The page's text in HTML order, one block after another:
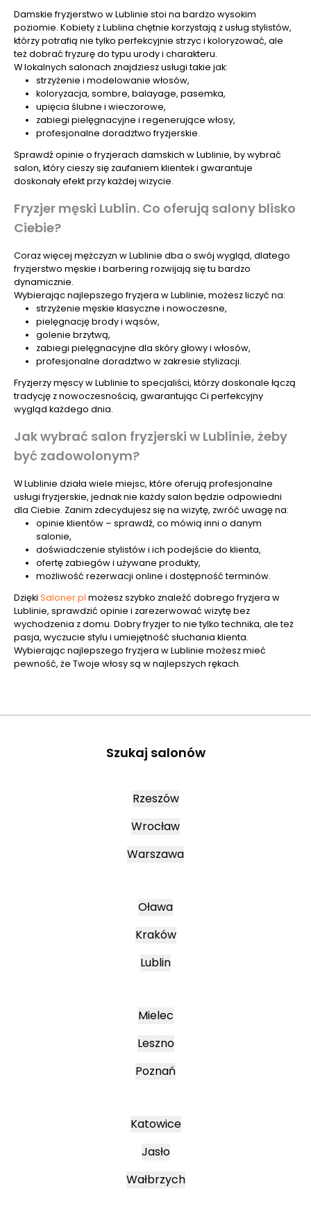
Damskie fryzjerstwo w Lublinie stoi na bardzo wysokim
poziomie. Kobiety z Lublina chętnie korzystają z usług stylistów,
którzy potrafią nie tylko perfekcyjnie strzyc i koloryzować, ale
też dobrać fryzurę do typu urody i charakteru.
W lokalnych salonach znajdziesz usługi takie jak:
strzyżenie i modelowanie włosów,
koloryzacja, sombre, balayage, pasemka,
upięcia ślubne i wieczorowe,
zabiegi pielęgnacyjne i regenerujące włosy,
profesjonalne doradztwo fryzjerskie.
Sprawdź opinie o fryzjerach damskich w Lublinie, by wybrać
salon, który cieszy się zaufaniem klientek i gwarantuje
doskonały efekt przy każdej wizycie.
Fryzjer męski Lublin. Co oferują salony blisko
Ciebie?
Coraz więcej mężczyzn w Lublinie dba o swój wygląd, dlatego
fryzjerstwo męskie i barbering rozwijają się tu bardzo
dynamicznie.
Wybierając najlepszego fryzjera w Lublinie, możesz liczyć na:
strzyżenie męskie klasyczne i nowoczesne,
pielęgnację brody i wąsów,
golenie brzytwą,
zabiegi pielęgnacyjne dla skóry głowy i włosów,
profesjonalne doradztwo w zakresie stylizacji.
Fryzjerzy męscy w Lublinie to specjaliści, którzy doskonale łączą
tradycję z nowoczesnością, gwarantując Ci perfekcyjny
wygląd każdego dnia.
Jak wybrać salon fryzjerski w Lublinie, żeby
być zadowolonym?
W Lublinie działa wiele miejsc, które oferują profesjonalne
usługi fryzjerskie, jednak nie każdy salon będzie odpowiedni
dla Ciebie. Zanim zdecydujesz się na wizytę, zwróć uwagę na:
opinie klientów – sprawdź, co mówią inni o danym
salonie,
doświadczenie stylistów i ich podejście do klienta,
ofertę zabiegów i używane produkty,
możliwość rezerwacji online i dostępność terminów.
Dzięki Saloner.pl możesz szybko znaleźć dobrego fryzjera w
Lublinie, sprawdzić opinie i zarezerwować wizytę bez
wychodzenia z domu. Dobry fryzjer to nie tylko technika, ale też
pasja, wyczucie stylu i umiejętność słuchania klienta.
Wybierając najlepszego fryzjera w Lublinie możesz mieć
pewność, że Twoje włosy są w najlepszych rękach.
Szukaj salonów
Rzeszów
Wrocław
Warszawa
Oława
Kraków
Lublin
Mielec
Leszno
Poznań
Katowice
Jasło
Wałbrzych